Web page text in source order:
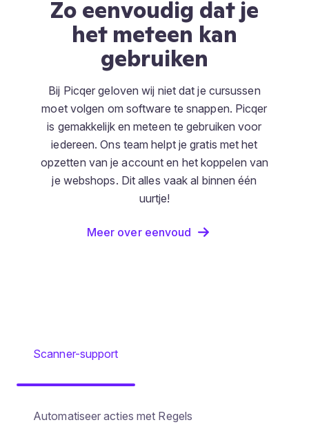
Zo eenvoudig dat je
het meteen kan
gebruiken
Bij Picqer geloven wij niet dat je cursussen
moet volgen om software te snappen. Picqer
is gemakkelijk en meteen te gebruiken voor
iedereen. Ons team helpt je gratis met het
opzetten van je account en het koppelen van
je webshops. Dit alles vaak al binnen één
uurtje!
Meer over eenvoud
Scanner-support
Automatiseer acties met Regels